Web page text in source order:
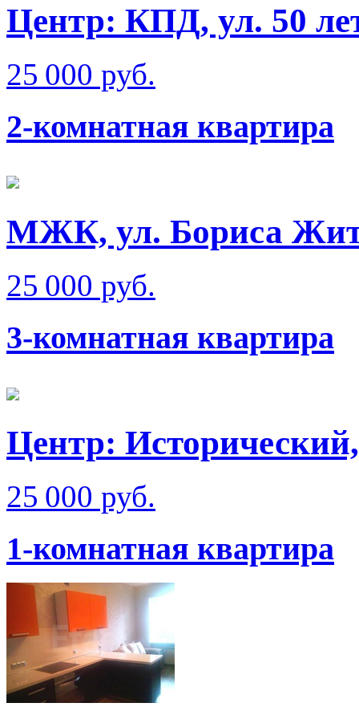
Центр: КПД, ул. 50
25 000 руб.
2-комнатная квартира
МЖК, ул. Бориса
25 000 руб.
3-комнатная квартира
Центр:
25 000 руб.
1-комнатная квартира